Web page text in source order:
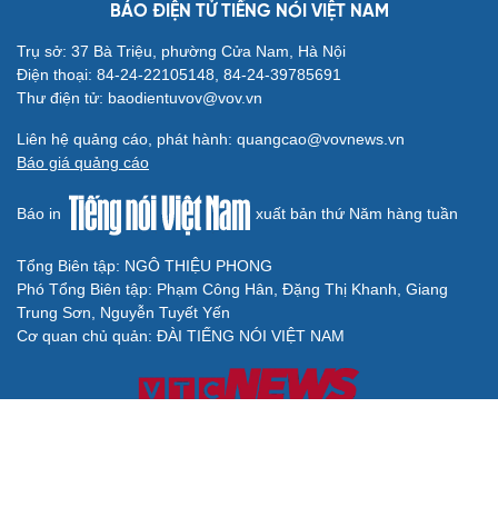
BÁO ĐIỆN TỬ TIẾNG NÓI VIỆT NAM
Trụ sở: 37 Bà Triệu, phường Cửa Nam, Hà Nội
Điện thoại: 84-24-22105148, 84-24-39785691
Thư điện tử: baodientuvov@vov.vn
Liên hệ quảng cáo, phát hành: quangcao@vovnews.vn
Báo giá quảng cáo
Báo in xuất bản thứ Năm hàng tuần
Tổng Biên tập: NGÔ THIỆU PHONG
Phó Tổng Biên tập: Phạm Công Hân, Đặng Thị Khanh, Giang
Trung Sơn, Nguyễn Tuyết Yến
Cơ quan chủ quản: ĐÀI TIẾNG NÓI VIỆT NAM